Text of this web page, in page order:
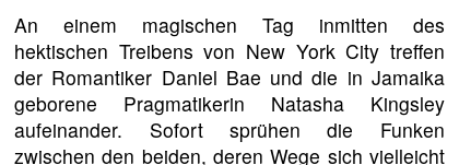
An einem magischen Tag inmitten des
hektischen Treibens von New York City treffen
der Romantiker Daniel Bae und die in Jamaika
geborene Pragmatikerin Natasha Kingsley
aufeinander. Sofort sprühen die Funken
zwischen den beiden, deren Wege sich vielleicht